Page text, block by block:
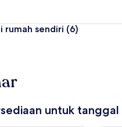
rumah sendiri (6)
untuk tanggal